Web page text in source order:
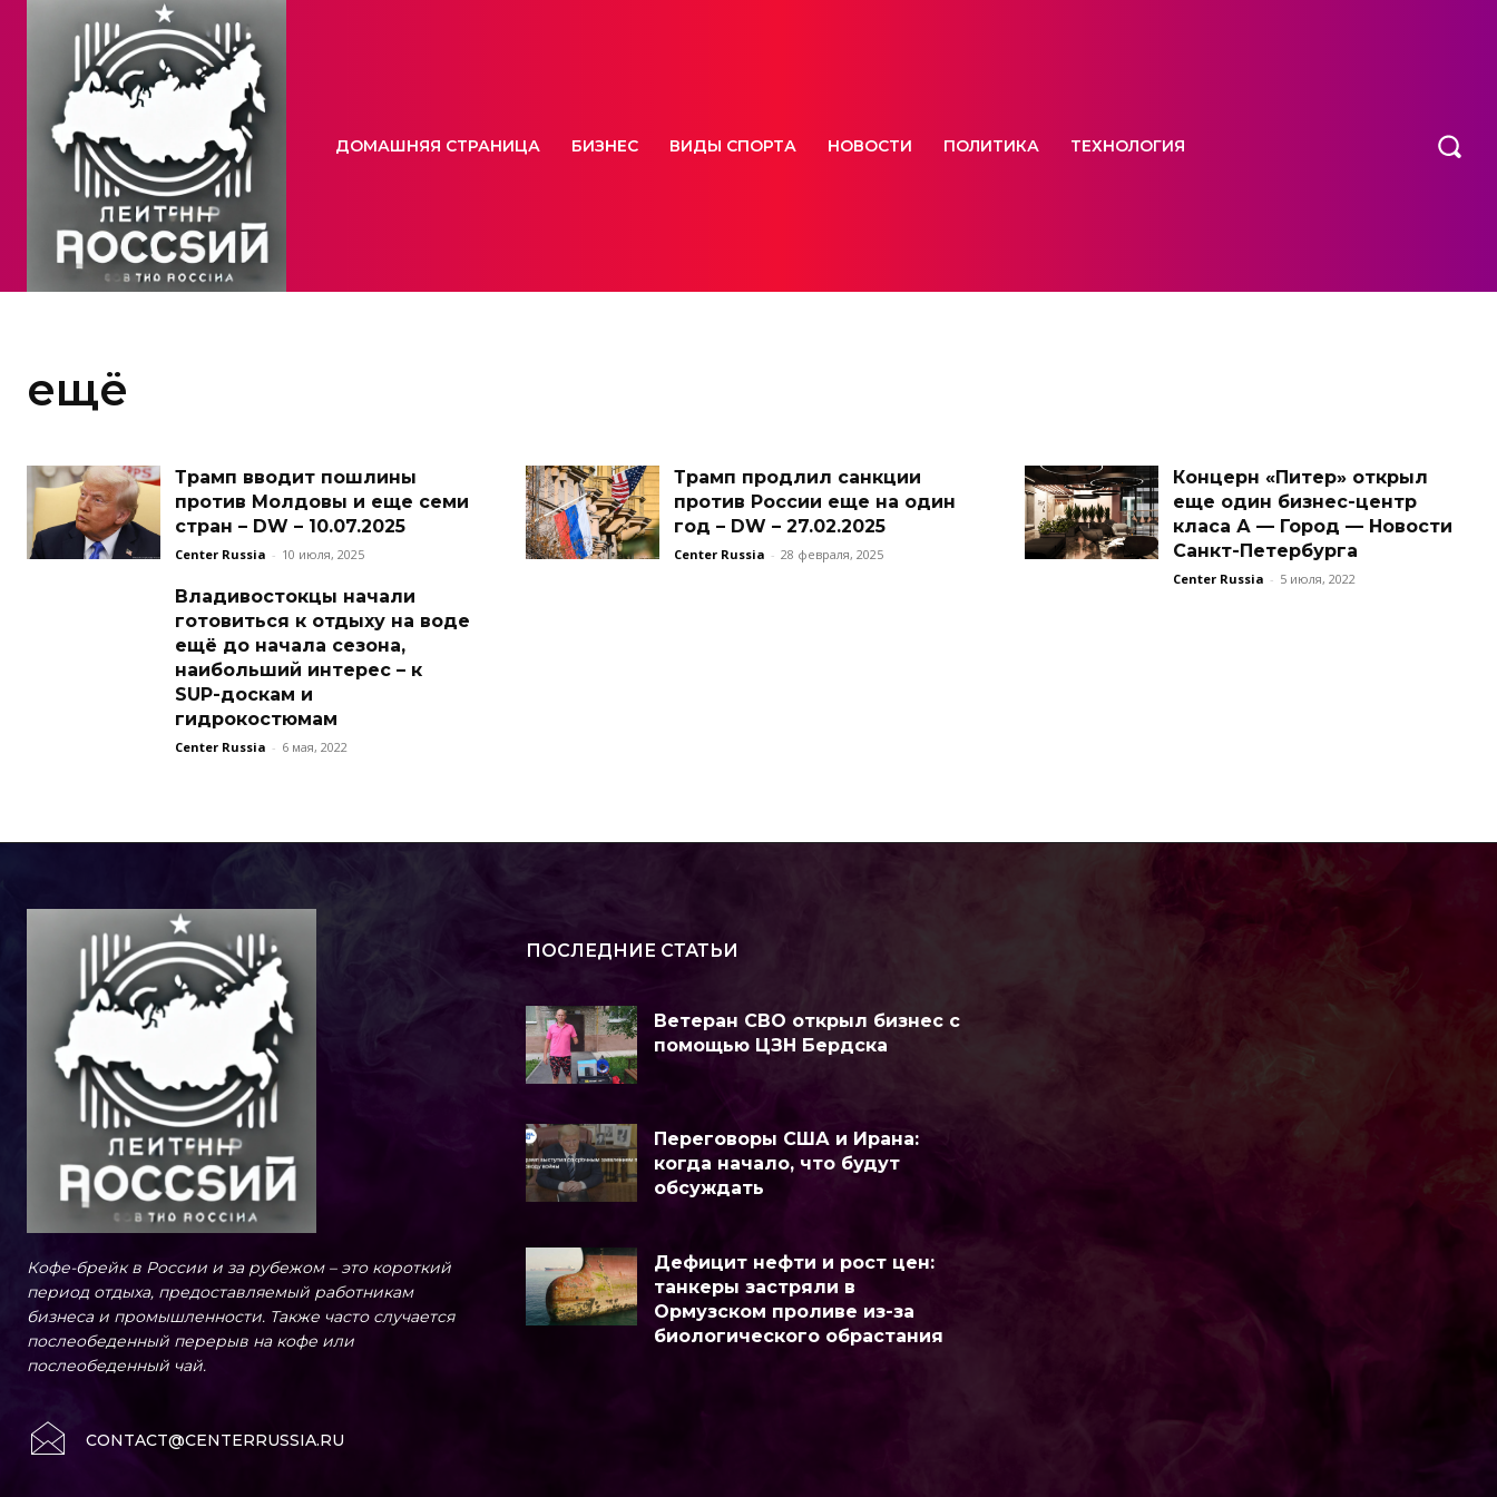
ДОМАШНЯЯ СТРАНИЦА БИЗНЕС ВИДЫ СПОРТА НОВОСТИ ПОЛИТИКА ТЕХНОЛОГИЯ
ещё
Трамп вводит пошлины
против Молдовы и еще семи
стран – DW – 10.07.2025
Center Russia - 10 июля, 2025
Трамп продлил санкции
против России еще на один
год – DW – 27.02.2025
Center Russia - 28 февраля, 2025
Концерн «Питер» открыл
еще один бизнес-центр
класа А — Город — Новости
Санкт-Петербурга
Center Russia - 5 июля, 2022
Владивостокцы начали
готовиться к отдыху на воде
ещё до начала сезона,
наибольший интерес – к
SUP-доскам и
гидрокостюмам
Center Russia - 6 мая, 2022
Кофе-брейк в России и за рубежом – это короткий
период отдыха, предоставляемый работникам
бизнеса и промышленности. Также часто случается
послеобеденный перерыв на кофе или
послеобеденный чай.
CONTACT@CENTERRUSSIA.RU
ПОСЛЕДНИЕ СТАТЬИ
Ветеран СВО открыл бизнес с
помощью ЦЗН Бердска
Переговоры США и Ирана:
когда начало, что будут
обсуждать
Дефицит нефти и рост цен:
танкеры застряли в
Ормузском проливе из-за
биологического обрастания